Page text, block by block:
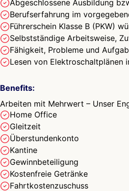
Abgeschlossene Ausbildung
Berufserfahrung im
Führerschein Klasse B (PKW)
Selbstständige Arbeitsweise,
Fähigkeit, Probleme und
Lesen von Elektroschaltplänen
Benefits:
Arbeiten mit Mehrwert – Unser
Home Office
Gleitzeit
Überstundenkonto
Kantine
Gewinnbeteiligung
Kostenfreie Getränke
Fahrtkostenzuschuss